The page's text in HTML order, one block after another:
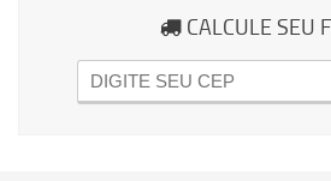
CALCULE SEU